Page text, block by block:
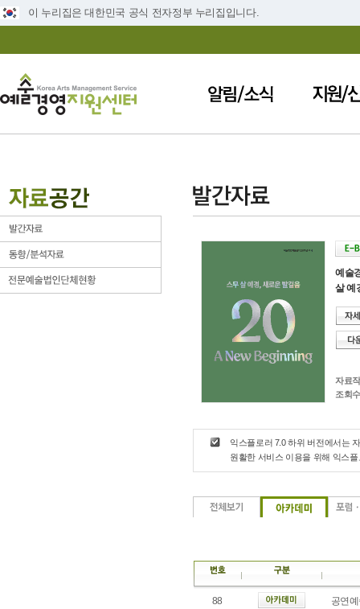
이 누리집은 대한민국 공식 전자정부 누리집입니다.
예술
살 예
자료
조회
익스플로러 7.0 하위 버전에서는
원활한 서비스 이용을 위해 익스
88 공연